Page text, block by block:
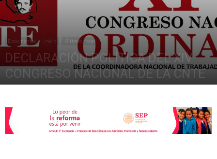
la
XXII
Documentos Inicio Últimas notas
DECLARACIÓN POLÍTICA DEL XIV
CONGRESO NACIONAL DE LA CNTE